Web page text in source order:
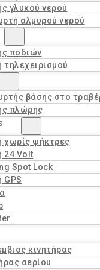
γλυκού νερού
αλμυρού νερού
ποδιών
βάσης στο
πλώρης
χωρίς ψήκτρες
24 Volt
Spot Lock
GPS
κινητήρας
αερίου